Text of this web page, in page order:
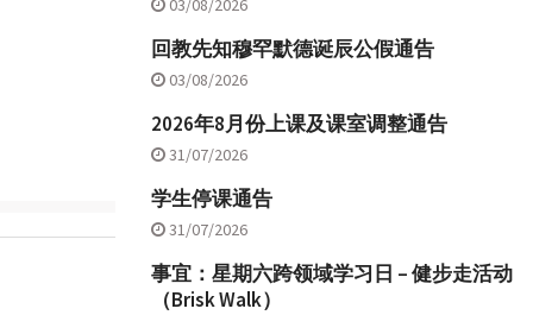
03/08/2026
回教先知穆罕默德诞辰公假通告
03/08/2026
2026年8月份上课及课室调整通告
31/07/2026
学生停课通告
31/07/2026
事宜：星期六跨领域学习日 – 健步走活动
（Brisk Walk）